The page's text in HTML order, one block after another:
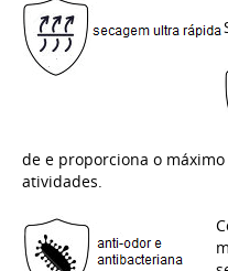
de e proporciona o
atividades.